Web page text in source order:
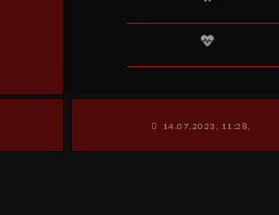
14.07.2023, 11:28,